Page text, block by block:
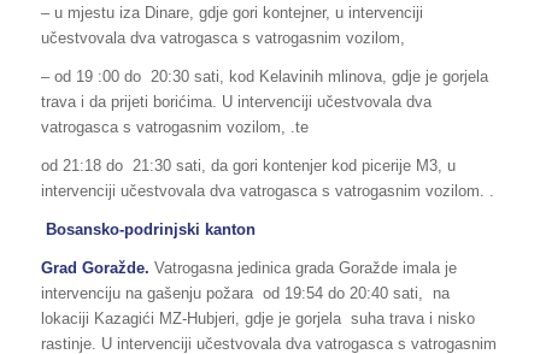
– u mjestu iza Dinare, gdje gori kontejner, u intervenciji
učestvovala dva vatrogasca s vatrogasnim vozilom,
– od 19 :00 do 20:30 sati, kod Kelavinih mlinova, gdje je gorjela
trava i da prijeti borićima. U intervenciji učestvovala dva
vatrogasca s vatrogasnim vozilom, .te
od 21:18 do 21:30 sati, da gori kontenjer kod picerije M3, u
intervenciji učestvovala dva vatrogasca s vatrogasnim vozilom. .
Bosansko-podrinjski kanton
Grad Goražde. Vatrogasna jedinica grada Goražde imala je
intervenciju na gašenju požara od 19:54 do 20:40 sati, na
lokaciji Kazagići MZ-Hubjeri, gdje je gorjela suha trava i nisko
rastinje. U intervenciji učestvovala dva vatrogasca s vatrogasnim